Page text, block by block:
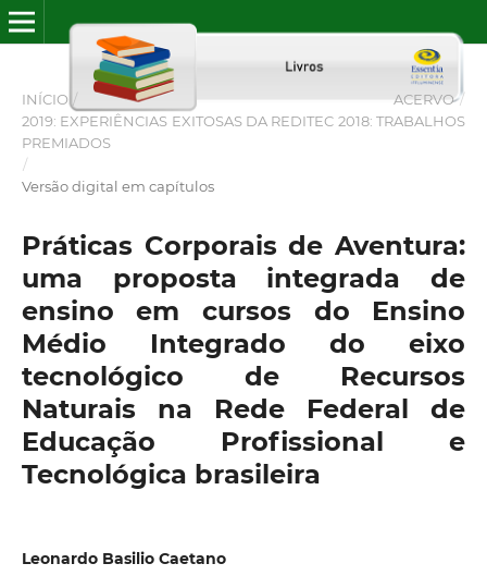
INÍCIO / ACERVO /
2019: EXPERIÊNCIAS EXITOSAS DA REDITEC 2018: TRABALHOS
PREMIADOS
/
Versão digital em capítulos
Práticas Corporais de Aventura:
uma proposta integrada de
ensino em cursos do Ensino
Médio Integrado do eixo
tecnológico de Recursos
Naturais na Rede Federal de
Educação Profissional e
Tecnológica brasileira
Leonardo Basilio Caetano